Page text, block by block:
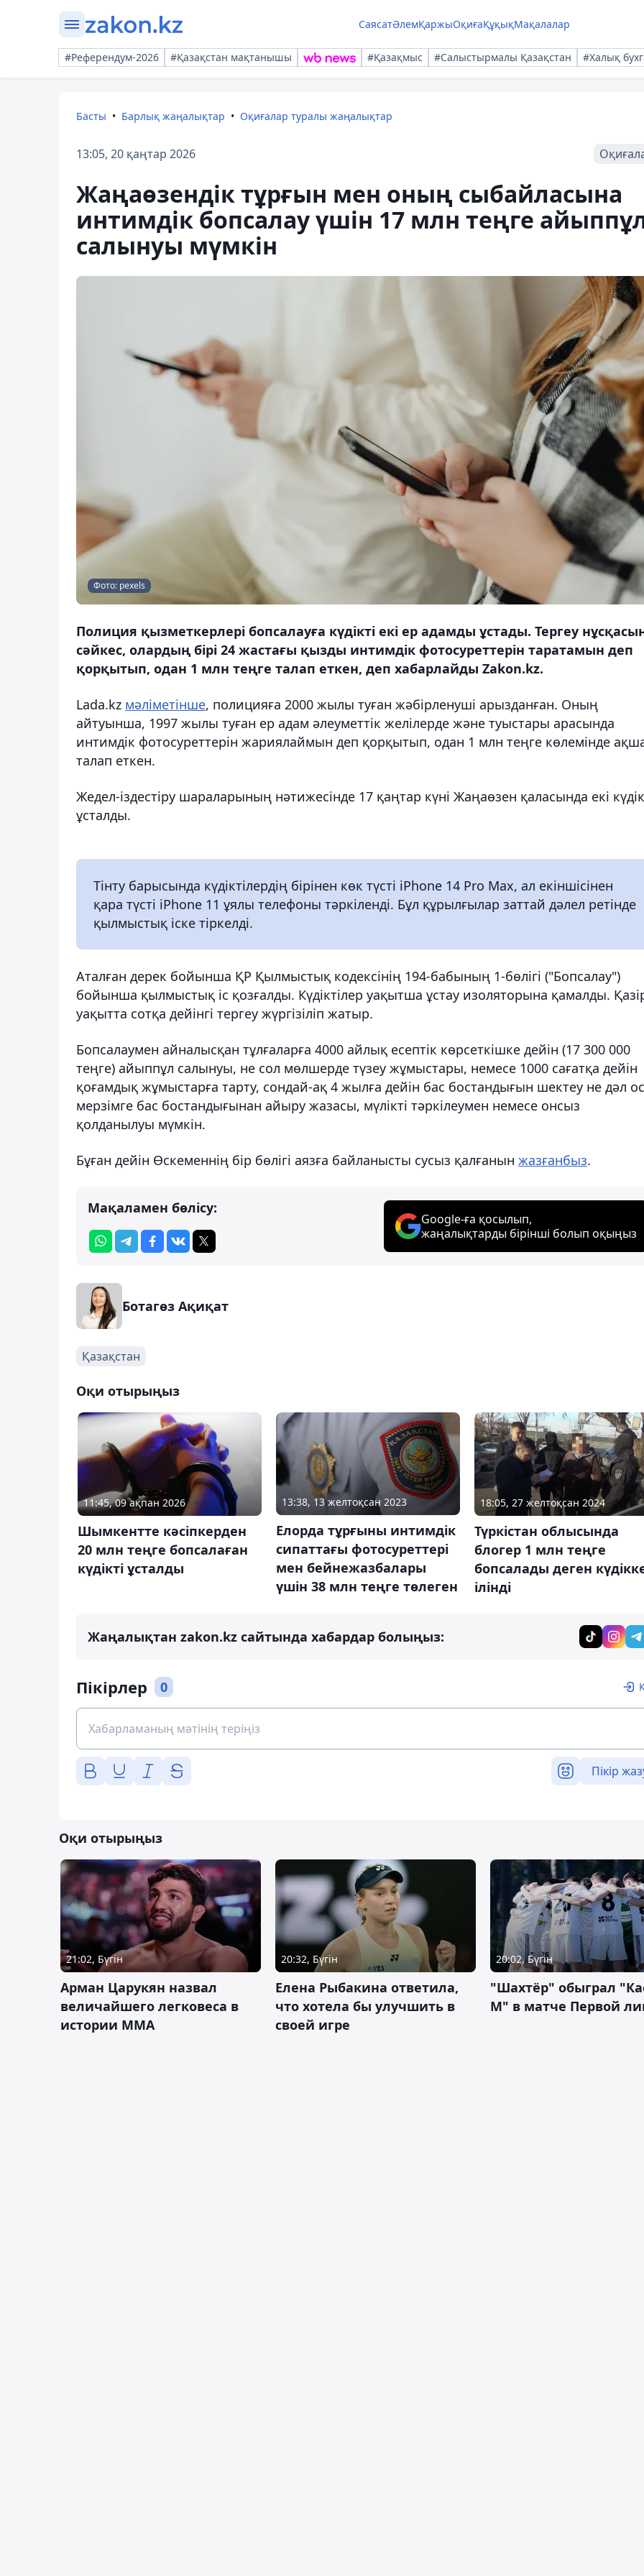
СаясатӘлемҚаржыОқиғаҚұқықМақалалар
#Референдум-2026 #Қазақстан мақтанышы #Қазақмыс #Салыстырмалы Қазақстан #Халық
Басты Барлық жаңалықтар Оқиғалар туралы жаңалықтар
13:05, 20 қаңтар 2026
Жаңаөзендік тұрғын мен оның сыбайласына
интимдік бопсалау үшін 17 млн теңге
салынуы мүмкін
Фото: pexels
Полиция қызметкерлері бопсалауға күдікті екі ер адамды ұстады. Тергеу
сәйкес, олардың бірі 24 жастағы қызды интимдік фотосуреттерін таратамын деп
қорқытып, одан 1 млн теңге талап еткен, деп хабарлайды Zakon.kz.
Lada.kz мәліметінше, полицияға 2000 жылы туған жәбірленуші арызданған. Оның
айтуынша, 1997 жылы туған ер адам әлеуметтік желілерде және туыстары арасында
интимдік фотосуреттерін жариялаймын деп қорқытып, одан 1 млн теңге көлемінде
талап еткен.
Жедел-іздестіру шараларының нәтижесінде 17 қаңтар күні Жаңаөзен қаласында екі
ұсталды.
Тінту барысында күдіктілердің бірінен көк түсті iPhone 14 Pro Max, ал екіншісінен
қара түсті iPhone 11 ұялы телефоны тәркіленді. Бұл құрылғылар заттай дәлел ретінде
қылмыстық іске тіркелді.
Аталған дерек бойынша ҚР Қылмыстық кодексінің 194-бабының 1-бөлігі ("Бопсалау")
бойынша қылмыстық іс қозғалды. Күдіктілер уақытша ұстау изоляторына қамалды.
уақытта сотқа дейінгі тергеу жүргізіліп жатыр.
Бопсалаумен айналысқан тұлғаларға 4000 айлық есептік көрсеткішке дейін (17 300 000
теңге) айыппұл салынуы, не сол мөлшерде түзеу жұмыстары, немесе 1000 сағатқа дейін
қоғамдық жұмыстарға тарту, сондай-ақ 4 жылға дейін бас бостандығын шектеу не дәл
мерзімге бас бостандығынан айыру жазасы, мүлікті тәркілеумен немесе онсыз
қолданылуы мүмкін.
Бұған дейін Өскеменнің бір бөлігі аязға байланысты сусыз қалғанын жазғанбыз.
Мақаламен бөлісу:
Google-ға қосылып,
жаңалықтарды бірінші болып оқыңыз
Ботагөз Ақиқат
Қазақстан
Оқи отырыңыз
11:45, 09 ақпан 2026
Шымкентте кәсіпкерден
20 млн теңге бопсалаған
күдікті ұсталды
13:38, 13 желтоқсан 2023
Елорда тұрғыны интимдік
сипаттағы фотосуреттері
мен бейнежазбалары
үшін 38 млн теңге төлеген
18:05, 27 желтоқсан 2024
Түркістан облысында
блогер 1 млн теңге
бопсалады деген
ілінді
Жаңалықтан zakon.kz сайтында хабардар болыңыз:
Пікірлер 0
Пікір
Оқи отырыңыз
21:02, Бүгін
Арман Царукян назвал
величайшего легковеса в
истории ММА
20:32, Бүгін
Елена Рыбакина ответила,
что хотела бы улучшить в
своей игре
20:02, Бүгін
"Шахтёр" обыграл
М" в матче Первой